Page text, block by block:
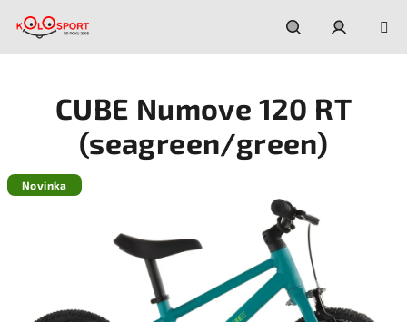
Hľadať
CUBE Numove 120 RT
(seagreen/green)
Novinka